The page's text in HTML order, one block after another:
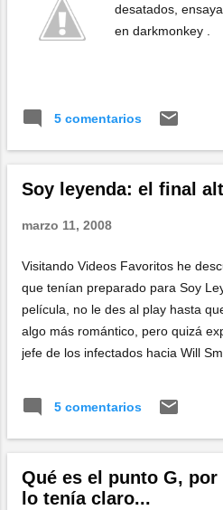
desatados,
en darkmonkey .
5 comentarios
Soy leyenda: el final
marzo 11, 2008
Visitando Videos Favoritos he
que tenían preparado para Soy
película, no le des al play hasta
algo más romántico, pero quizá
jefe de los infectados hacia Will
guión. Los dos tienen su aquél, la
gusta más?
5 comentarios
Qué es el punto G,
lo tenía claro...